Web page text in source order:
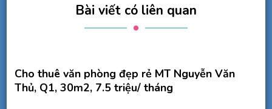
Bài viết có liên quan
Cho thuê văn phòng đẹp rẻ MT Nguyễn Văn
Thủ, Q1, 30m2, 7.5 triệu/ tháng